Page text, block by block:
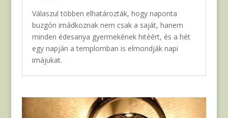
Válaszul többen elhatározták, hogy naponta
buzgón imádkoznak nem csak a saját, hanem
minden édesanya gyermekének hitéért, és a hét
egy napján a templomban is elmondják napi
imájukat.